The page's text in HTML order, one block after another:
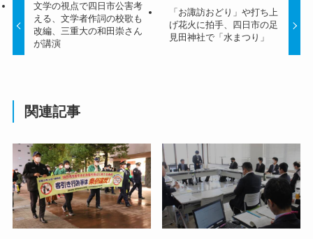
文学の視点で四日市公害考
える、文学者作詞の校歌も
改編、三重大の和田崇さん
が講演
「お諏訪おどり」や打ち上
げ花火に拍手、四日市の足
見田神社で「水まつり」
関連記事